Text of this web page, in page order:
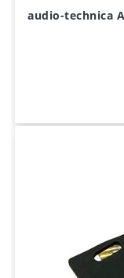
audio-technica